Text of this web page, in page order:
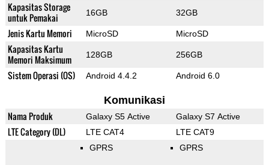
Kapasitas Storage
untuk Pemakai
16GB 32GB
Jenis Kartu Memori MicroSD MicroSD
Kapasitas Kartu
Memori Maksimum
128GB 256GB
Sistem Operasi (OS) Android 4.4.2 Android 6.0
Komunikasi
Nama Produk Galaxy S5 Active Galaxy S7 Active
LTE Category (DL) LTE CAT4 LTE CAT9
GPRS GPRS